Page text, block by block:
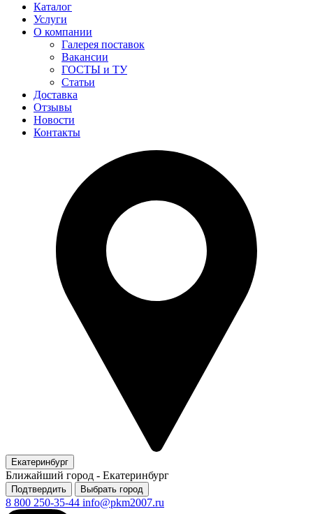
Каталог
Услуги
О компании
Галерея поставок
Вакансии
ГОСТЫ и ТУ
Статьи
Доставка
Отзывы
Новости
Контакты
Екатеринбург
Ближайший город - Екатеринбург
Подтвердить Выбрать город
8 800 250-35-44 info@pkm2007.ru